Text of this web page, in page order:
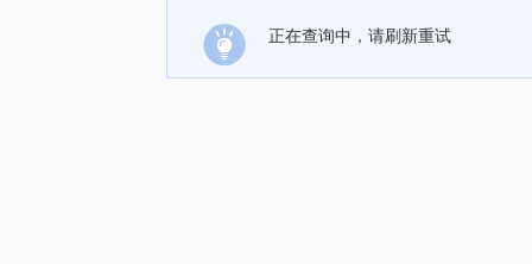
正在查询中，请刷新重试